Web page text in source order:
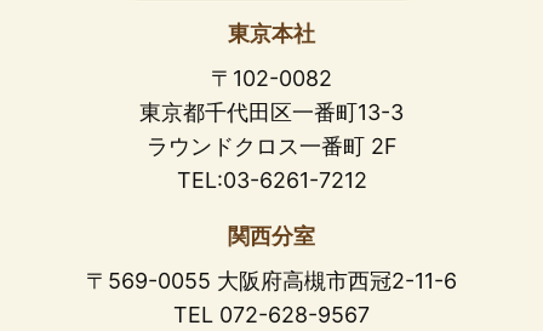
東京本社
〒102-0082
東京都千代田区一番町13-3
ラウンドクロス一番町 2F
TEL:03-6261-7212
関西分室
〒569-0055 大阪府高槻市西冠2-11-6
TEL 072-628-9567